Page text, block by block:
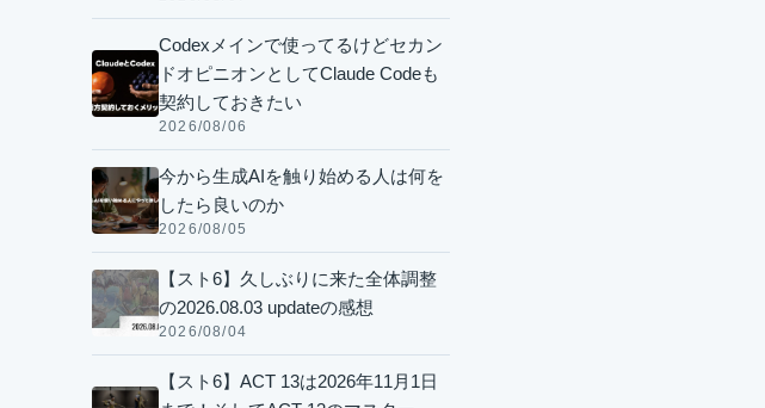
Codexメインで使ってるけどセカン
ドオピニオンとしてClaude Codeも
契約しておきたい
2026/08/06
今から生成AIを触り始める人は何を
したら良いのか
2026/08/05
【スト6】久しぶりに来た全体調整
の2026.08.03 updateの感想
2026/08/04
【スト6】ACT 13は2026年11月1日